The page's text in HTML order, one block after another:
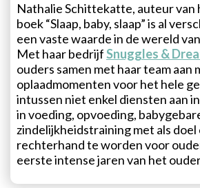
Nathalie Schittekatte, auteur van
boek “Slaap, baby, slaap” is al
een vaste waarde in de wereld van
Met haar bedrijfSnuggles &
ouders samen met haar team aan
oplaadmomenten voor het hele
intussen niet enkel diensten aan
in voeding, opvoeding,
zindelijkheidstraining met als
rechterhand te worden voor
eerste intense jaren van het